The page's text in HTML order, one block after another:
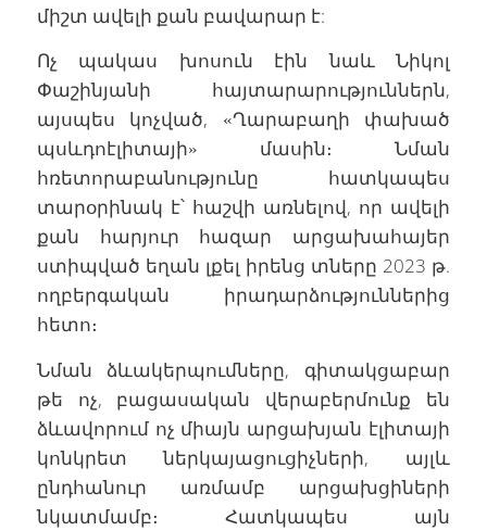
միշտ ավելի քան բավարար է:
Ոչ պակաս խոսուն էին նաև Նիկոլ
Փաշինյանի հայտարարություններն,
այսպես կոչված, «Ղարաբաղի փախած
պսևդոէլիտայի» մասին։ Նման
հռետորաբանությունը հատկապես
տարօրինակ է՝ հաշվի առնելով, որ ավելի
քան հարյուր հազար արցախահայեր
ստիպված եղան լքել իրենց տները 2023 թ.
ողբերգական իրադարձություններից
հետո։
Նման ձևակերպումները, գիտակցաբար
թե ոչ, բացասական վերաբերմունք են
ձևավորում ոչ միայն արցախյան էլիտայի
կոնկրետ ներկայացուցիչների, այլև
ընդհանուր առմամբ արցախցիների
նկատմամբ։ Հատկապես այն